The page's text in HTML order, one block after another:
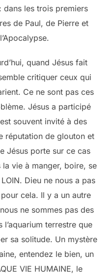
dans les trois premiers
de Paul, de Pierre et
quand Jésus fait
critiquer ceux qui
Ce ne sont pas ces
Jésus a participé
souvent invité à des
réputation de glouton et
Jésus porte sur ce cas
vie à manger, boire, se
Dieu ne nous a pas
cela. Il y a un autre
ne sommes pas des
l’aquarium terrestre que
sa solitude. Un mystère
entendez le bien, un
VIE HUMAINE, le